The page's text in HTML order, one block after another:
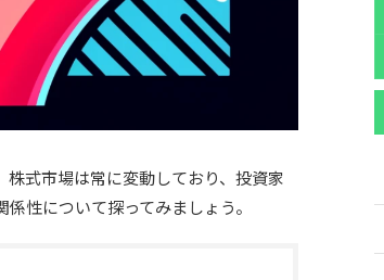
式市場は常に変動しており、投資家
性について探ってみましょう。